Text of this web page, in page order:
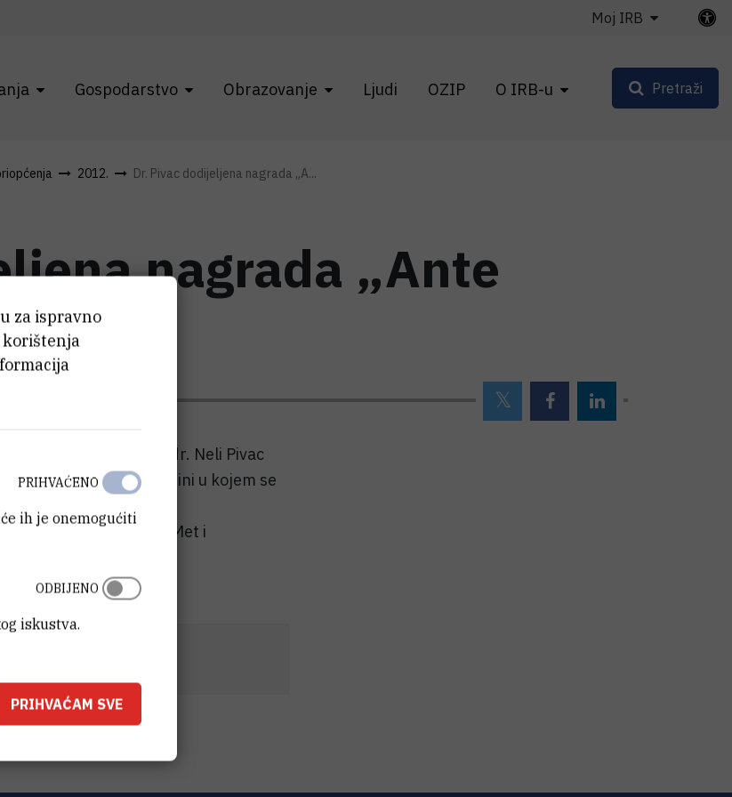
Gospodarstvo Obrazovanje Ljudi OZIP O IRB-u
Moj IRB
Pretraži
2012. Dr. Pivac dodijeljena nagrada „A...
nagrada „Ante
znanstvenici IRB-a dr. Neli Pivac
rad u 2011. godini u kojem se
(BDNF) Val66Met i
za ispravno
korištenja
ih je onemogućiti
PRIHVAĆENO
iskustva.
ODBIJENO
PRIHVAĆAM SVE